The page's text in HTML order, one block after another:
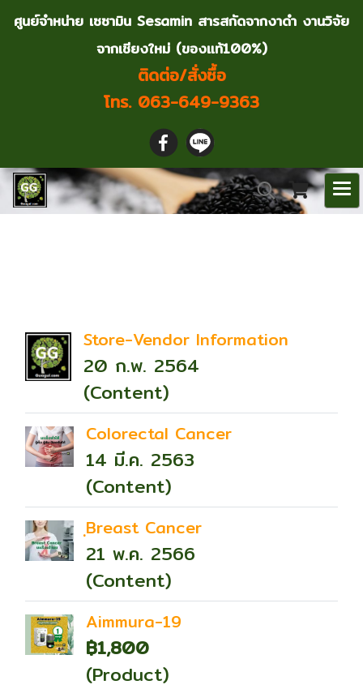
ศูนย์จำหน่าย เซซามิน Sesamin สารสกัดจากงาดำ งานวิจัย
จากเชียงใหม่ (ของแท้100%)
ติดต่อ/สั่งซื้อ
โทร. 063-649-9363
Store-Vendor Information
20 ก.พ. 2564
(Content)
Colorectal Cancer
14 มี.ค. 2563
(Content)
ฺBreast Cancer
21 พ.ค. 2566
(Content)
Aimmura-19
฿1,800
(Product)